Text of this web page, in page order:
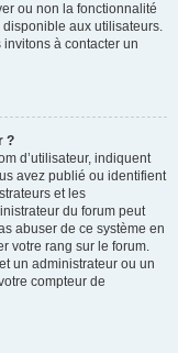
ou non la fonctionnalité
aux utilisateurs.
à contacter un
?
d’utilisateur, indiquent
avez publié ou identifient
et les
du forum peut
abuser de ce système en
votre rang sur le forum.
un administrateur ou un
compteur de